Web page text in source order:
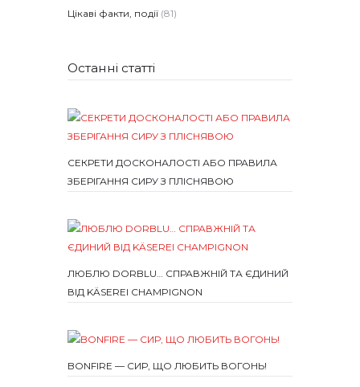
Цікаві факти, події (81)
Останні статті
СЕКРЕТИ ДОСКОНАЛОСТІ АБО ПРАВИЛА
ЗБЕРІГАННЯ СИРУ З ПЛІСНЯВОЮ
ЛЮБЛЮ DORBLU… СПРАВЖНІЙ ТА ЄДИНИЙ
ВІД KÄSEREI CHAMPIGNON
BONFIRE — СИР, ЩО ЛЮБИТЬ ВОГОНЬ!